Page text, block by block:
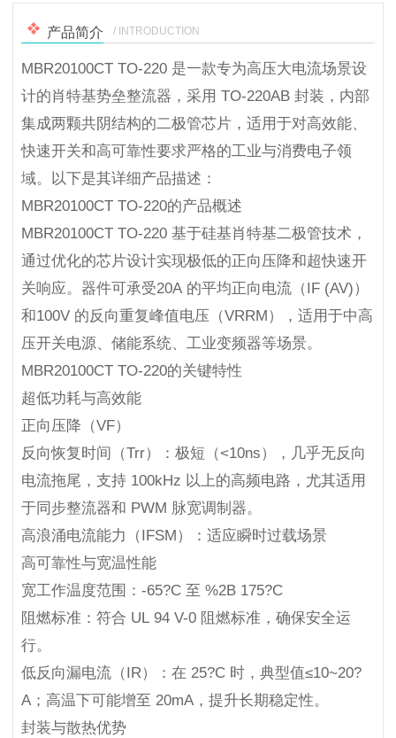
产品简介 / INTRODUCTION
MBR20100CT TO-220 是一款专为高压大电流场景设
计的肖特基势垒整流器，采用 TO-220AB 封装，内部
集成两颗共阴结构的二极管芯片，适用于对高效能、
快速开关和高可靠性要求严格的工业与消费电子领
域。以下是其详细产品描述：
MBR20100CT TO-220的产品概述
MBR20100CT TO-220 基于硅基肖特基二极管技术，
通过优化的芯片设计实现极低的正向压降和超快速开
关响应。器件可承受20A 的平均正向电流（IF (AV)）
和100V 的反向重复峰值电压（VRRM），适用于中高
压开关电源、储能系统、工业变频器等场景。
MBR20100CT TO-220的关键特性
超低功耗与高效能
正向压降（VF）
反向恢复时间（Trr）：极短（<10ns），几乎无反向
电流拖尾，支持 100kHz 以上的高频电路，尤其适用
于同步整流器和 PWM 脉宽调制器。
高浪涌电流能力（IFSM）：适应瞬时过载场景
高可靠性与宽温性能
宽工作温度范围：-65?C 至 %2B 175?C
阻燃标准：符合 UL 94 V-0 阻燃标准，确保安全运
行。
低反向漏电流（IR）：在 25?C 时，典型值≤10~20?
A；高温下可能增至 20mA，提升长期稳定性。
封装与散热优势